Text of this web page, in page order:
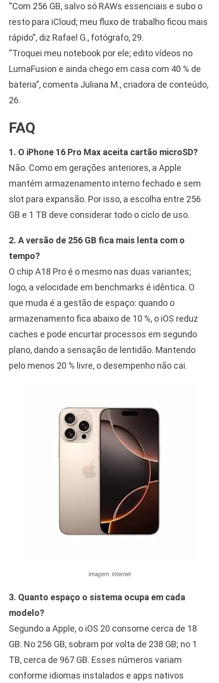
“Com 256 GB, salvo só RAWs essenciais e subo o
resto para iCloud; meu fluxo de trabalho ficou mais
rápido”, diz Rafael G., fotógrafo, 29.
“Troquei meu notebook por ele; edito vídeos no
LumaFusion e ainda chego em casa com 40 % de
bateria”, comenta Juliana M., criadora de conteúdo,
26.
FAQ
1. O iPhone 16 Pro Max aceita cartão microSD?
Não. Como em gerações anteriores, a Apple
mantém armazenamento interno fechado e sem
slot para expansão. Por isso, a escolha entre 256
GB e 1 TB deve considerar todo o ciclo de uso.
2. A versão de 256 GB fica mais lenta com o
tempo?
O chip A18 Pro é o mesmo nas duas variantes;
logo, a velocidade em benchmarks é idêntica. O
que muda é a gestão de espaço: quando o
armazenamento fica abaixo de 10 %, o iOS reduz
caches e pode encurtar processos em segundo
plano, dando a sensação de lentidão. Mantendo
pelo menos 20 % livre, o desempenho não cai.
Imagem: Internet
3. Quanto espaço o sistema ocupa em cada
modelo?
Segundo a Apple, o iOS 20 consome cerca de 18
GB. No 256 GB, sobram por volta de 238 GB; no 1
TB, cerca de 967 GB. Esses números variam
conforme idiomas instalados e apps nativos